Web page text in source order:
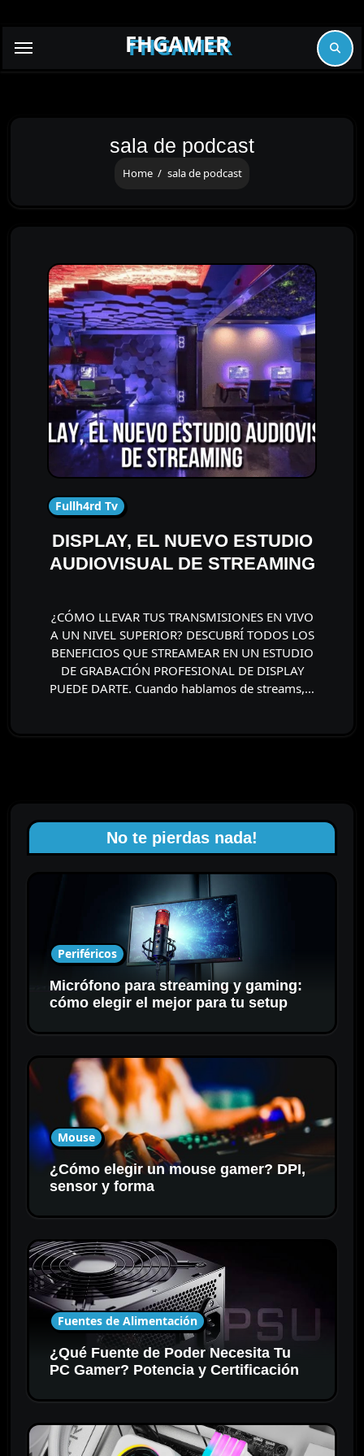
FHGAMER
sala de podcast
Home sala de podcast
Fullh4rd Tv
DISPLAY, EL NUEVO ESTUDIO
AUDIOVISUAL DE STREAMING
¿CÓMO LLEVAR TUS TRANSMISIONES EN VIVO
A UN NIVEL SUPERIOR? DESCUBRÍ TODOS LOS
BENEFICIOS QUE STREAMEAR EN UN ESTUDIO
DE GRABACIÓN PROFESIONAL DE DISPLAY
PUEDE DARTE. Cuando hablamos de streams,…
No te pierdas nada!
Periféricos
Micrófono para streaming y gaming:
cómo elegir el mejor para tu setup
Mouse
¿Cómo elegir un mouse gamer? DPI,
sensor y forma
Fuentes de Alimentación
¿Qué Fuente de Poder Necesita Tu
PC Gamer? Potencia y Certificación